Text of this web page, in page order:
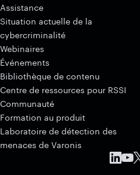
Assistance
Situation actuelle de la
cybercriminalité
Webinaires
Événements
Bibliothèque de contenu
Centre de ressources pour RSSI
Communauté
Formation au produit
Laboratoire de détection des
menaces de Varonis